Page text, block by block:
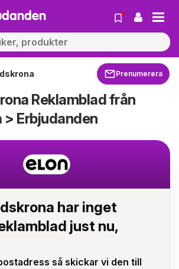
Prenumerera
Reklamblad från
Erbjudanden
har inget
just nu,
så skickar vi den till